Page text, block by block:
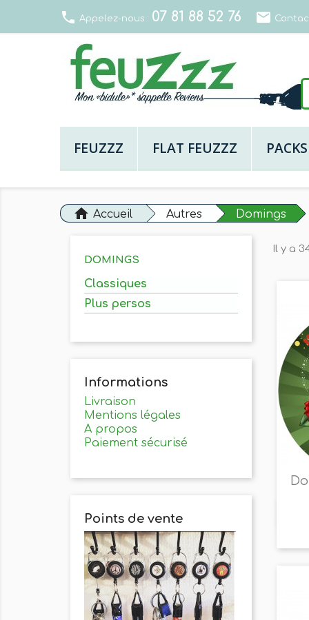
local_phone Appelez-nous : 07 81 88 52 76 email
FEUZZZ FLAT FEUZZZ PACKS
home Accueil Autres Domings
DOMINGS
Classiques
Plus persos
Informations
Livraison
Mentions légales
A propos
Paiement sécurisé
Points de vente
Il y a